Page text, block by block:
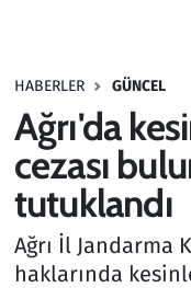
HABERLER GÜNCEL
Ağrı'da
cezası
tutuklandı
Ağrı İl Jandarma
haklarında
Haber
Kültür Sanat
Kurumsal
Lezzet Durağı